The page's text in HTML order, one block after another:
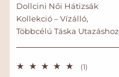
Dollcini Női Hátizsák
Kollekció – Vízálló,
Többcélú Táska Utazáshoz
(1)1